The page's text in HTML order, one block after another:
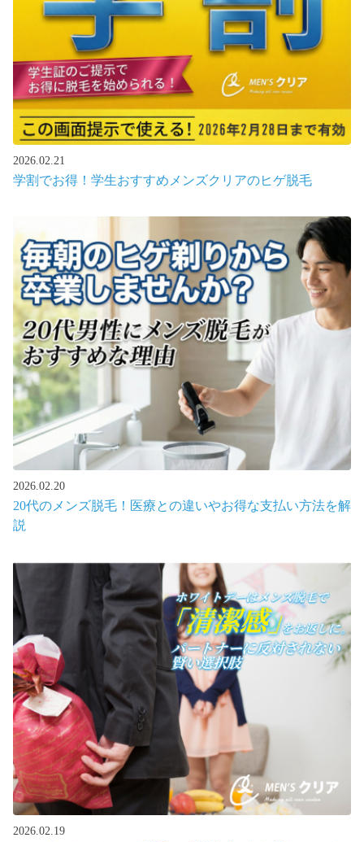
2026.02.21
学割でお得！学生おすすめメンズクリアのヒゲ脱毛
2026.02.20
20代のメンズ脱毛！医療との違いやお得な支払い方法を解
説
2026.02.19